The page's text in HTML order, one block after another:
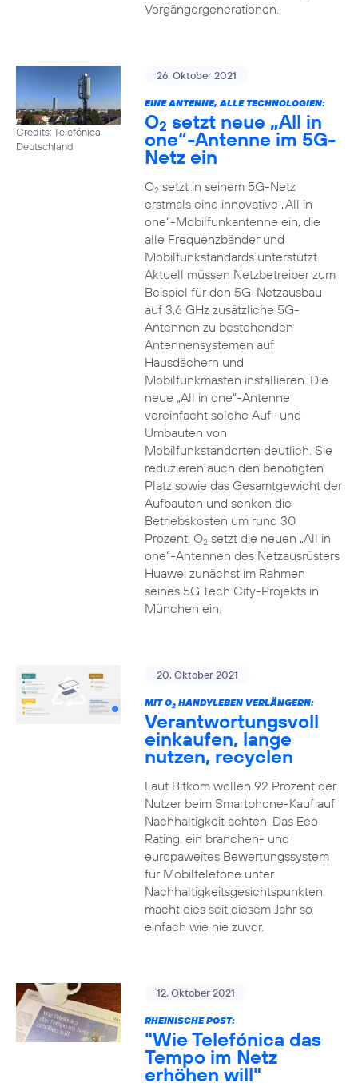
Vorgängergenerationen.
Credits: Telefónica
Deutschland
26. Oktober 2021
EINE ANTENNE, ALLE TECHNOLOGIEN:
O2 setzt neue „All in
one“-Antenne im 5G-
Netz ein
O2setzt in seinem 5G-Netz
erstmals eine innovative „All in
one“-Mobilfunkantenne ein, die
alle Frequenzbänder und
Mobilfunkstandards unterstützt.
Aktuell müssen Netzbetreiber zum
Beispiel für den 5G-Netzausbau
auf 3,6 GHz zusätzliche 5G-
Antennen zu bestehenden
Antennensystemen auf
Hausdächern und
Mobilfunkmasten installieren. Die
neue „All in one“-Antenne
vereinfacht solche Auf- und
Umbauten von
Mobilfunkstandorten deutlich. Sie
reduzieren auch den benötigten
Platz sowie das Gesamtgewicht der
Aufbauten und senken die
Betriebskosten um rund 30
Prozent. O2setzt die neuen „All in
one“-Antennen des Netzausrüsters
Huawei zunächst im Rahmen
seines 5G Tech City-Projekts in
München ein.
20. Oktober 2021
MIT O2HANDYLEBEN VERLÄNGERN:
Verantwortungsvoll
einkaufen, lange
nutzen, recyclen
Laut Bitkom wollen 92 Prozent der
Nutzer beim Smartphone-Kauf auf
Nachhaltigkeit achten. Das Eco
Rating, ein branchen- und
europaweites Bewertungssystem
für Mobiltelefone unter
Nachhaltigkeitsgesichtspunkten,
macht dies seit diesem Jahr so
einfach wie nie zuvor.
12. Oktober 2021
RHEINISCHE POST:
"Wie Telefónica das
Tempo im Netz
erhöhen will"